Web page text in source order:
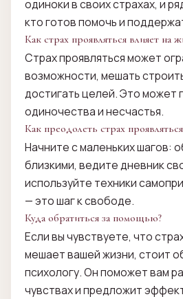
одиноки в своих страхах, и
кто готов помочь и
Как страх проявляться влияет на
Страх проявляться может
возможности, мешать
достигать целей. Это может
одиночества и несчастья.
Как преодолеть страх
Начните с маленьких шагов:
близкими, ведите дневник
используйте техники
— это шаг к свободе.
Куда обратиться за помощью?
Если вы чувствуете, что
мешает вашей жизни, стоит
психологу. Он поможет вам
чувствах и предложит